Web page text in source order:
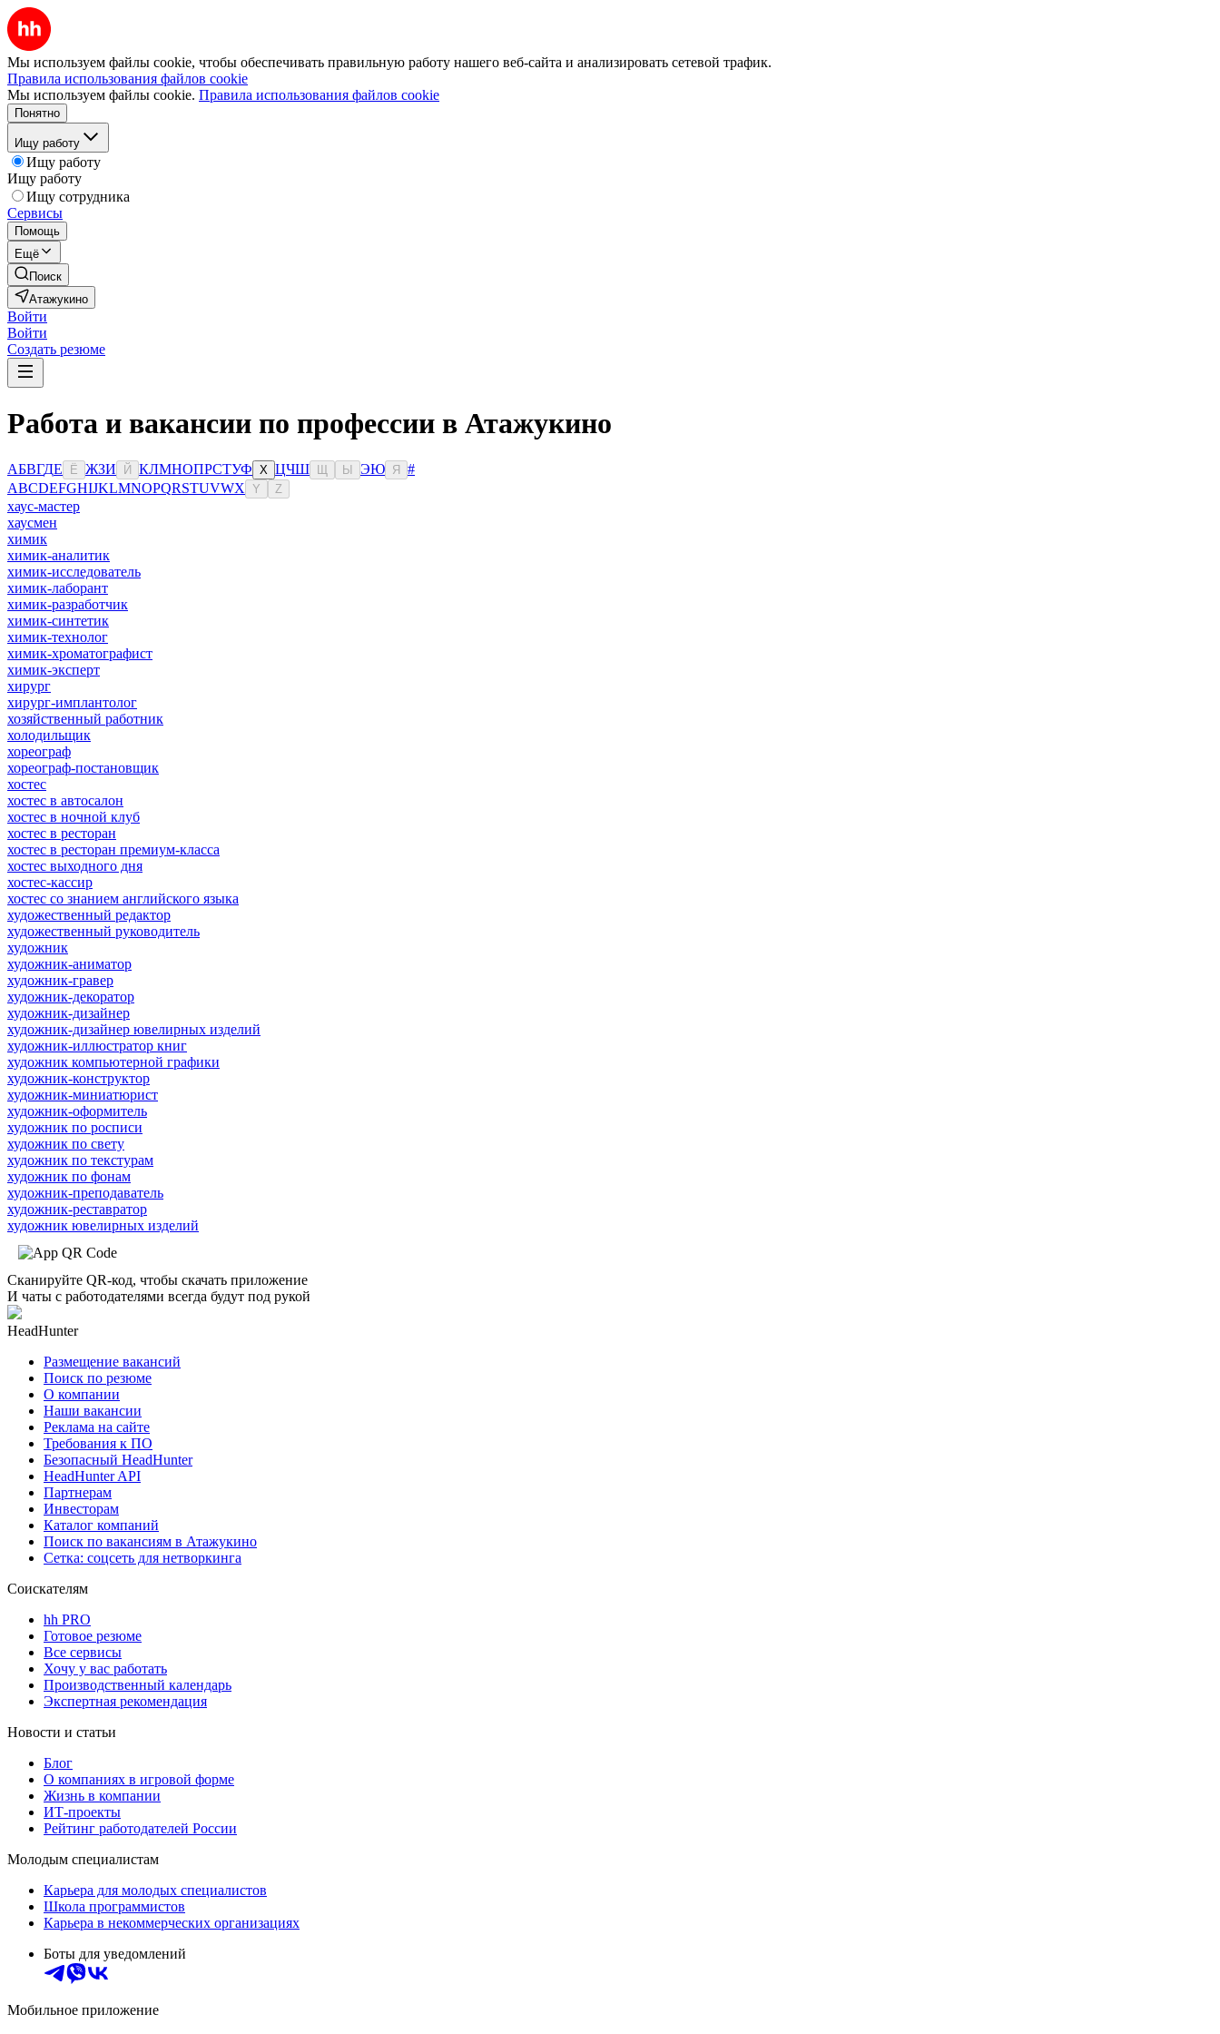
Мы используем файлы cookie, чтобы обеспечивать правильную работу нашего веб-сайта и анализировать сетевой трафик.
Правила использования файлов cookie
Мы используем файлы cookie. Правила использования файлов cookie
Понятно
Ищу работу
Ищу работу
Ищу работу
Ищу сотрудника
Сервисы
Помощь
Ещё
Поиск
Атажукино
Войти
Войти
Создать резюме
Работа и вакансии по профессии в Атажукино
АБВГДЕ Ё ЖЗИ Й КЛМНОПРСТУФ Х ЦЧШ Ы ЭЮ Я
#
ABCDEFGHIJKLMNOPQRSTUVWX Y Z
хаус-мастер
хаусмен
химик
химик-аналитик
химик-исследователь
химик-лаборант
химик-разработчик
химик-синтетик
химик-технолог
химик-хроматографист
химик-эксперт
хирург
хирург-имплантолог
хозяйственный работник
холодильщик
хореограф
хореограф-постановщик
хостес
хостес в автосалон
хостес в ночной клуб
хостес в ресторан
хостес в ресторан премиум-класса
хостес выходного дня
хостес-кассир
хостес со знанием английского языка
художественный редактор
художественный руководитель
художник
художник-аниматор
художник-гравер
художник-декоратор
художник-дизайнер
художник-дизайнер ювелирных изделий
художник-иллюстратор книг
художник компьютерной графики
художник-конструктор
художник-миниатюрист
художник-оформитель
художник по росписи
художник по свету
художник по текстурам
художник по фонам
художник-преподаватель
художник-реставратор
художник ювелирных изделий
Сканируйте QR-код, чтобы скачать приложение
И чаты с работодателями всегда будут под рукой
HeadHunter
Размещение вакансий
Поиск по резюме
О компании
Наши вакансии
Реклама на сайте
Требования к ПО
Безопасный HeadHunter
HeadHunter API
Партнерам
Инвесторам
Каталог компаний
Поиск по вакансиям в Атажукино
Сетка: соцсеть для нетворкинга
Соискателям
hh PRO
Готовое резюме
Все сервисы
Хочу у вас работать
Производственный календарь
Экспертная рекомендация
Новости и статьи
Блог
О компаниях в игровой форме
Жизнь в компании
ИТ-проекты
Рейтинг работодателей России
Молодым специалистам
Карьера для молодых специалистов
Школа программистов
Карьера в некоммерческих организациях
Боты для уведомлений
Мобильное приложение